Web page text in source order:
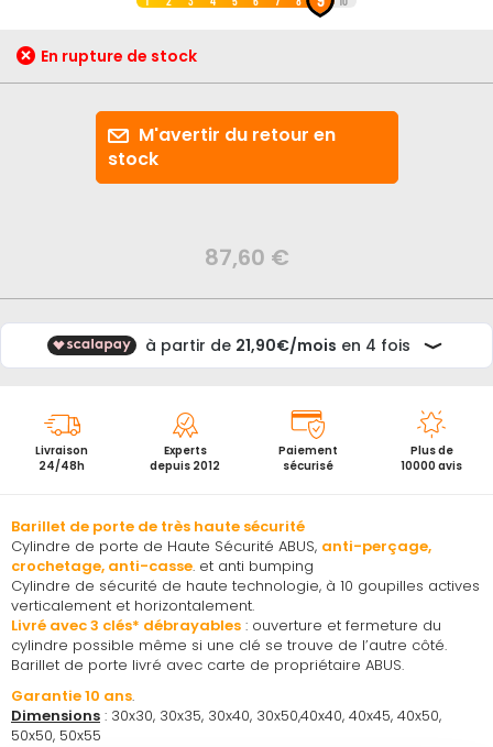
de
la
Barillet de porte de très haute sécurité
Cylindre de porte de Haute Sécurité ABUS, anti-perçage,
crochetage, anti-casse. et anti bumping
Cylindre de sécurité de haute technologie, à 10 goupilles actives
verticalement et horizontalement.
Livré avec 3 clés* débrayables : ouverture et fermeture du
cylindre possible même si une clé se trouve de l’autre côté.
Barillet de porte livré avec carte de propriétaire ABUS.
Garantie 10 ans.
Dimensions : 30x30, 30x35, 30x40, 30x50,40x40, 40x45, 40x50,
50x50, 50x55
En rupture de stock
M'avertir du retour en
stock
87,60 €
Livraison
24/48h
Experts
depuis 2012
Paiement
sécurisé
Plus de
10000 avis